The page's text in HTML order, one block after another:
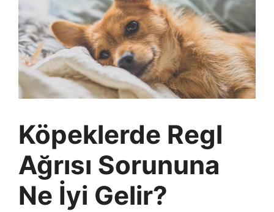
Köpeklerde Regl
Ağrısı Sorununa
Ne İyi Gelir?